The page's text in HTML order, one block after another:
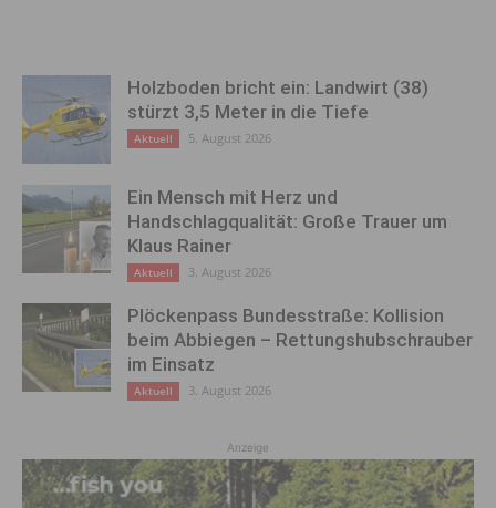
Holzboden bricht ein: Landwirt (38)
stürzt 3,5 Meter in die Tiefe
Aktuell 5. August 2026
Ein Mensch mit Herz und
Handschlagqualität: Große Trauer um
Klaus Rainer
Aktuell 3. August 2026
Plöckenpass Bundesstraße: Kollision
beim Abbiegen – Rettungshubschrauber
im Einsatz
Aktuell 3. August 2026
Anzeige